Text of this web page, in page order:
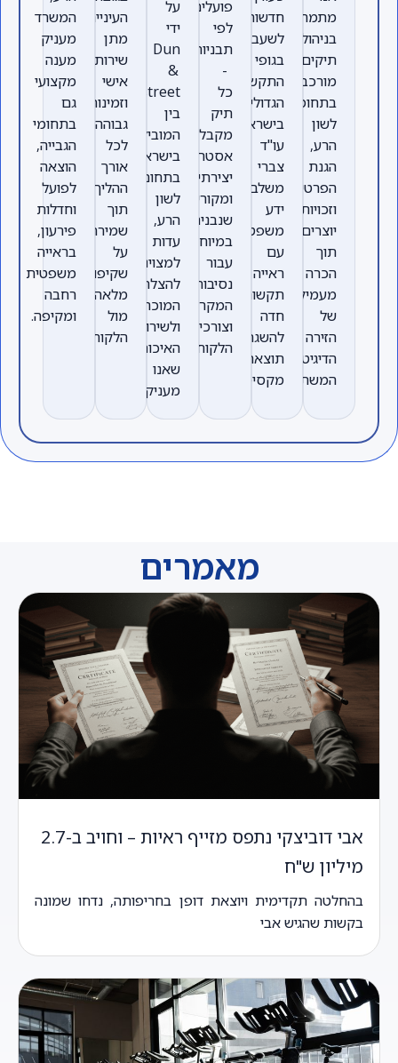
מתמחים
בניהול
תיקים
מורכבים
בתחומי
לשון
הרע,
הגנת
הפרטיות
וזכויות
יוצרים,
תוך
הכרה
מעמיקה
של
הזירה
הדיגיטלית
המשתנה.
חדשות
לשעבר
בגופי
התקשורת
הגדולים
בישראל,
עו"ד
צברי
משלב
ידע
משפטי
עם
ראייה
תקשורתית
חדה
להשגת
תוצאה
מקסימלית.
פועלים
לפי
תבניות
-
כל
תיק
מקבל
אסטרטגיה
יצירתית
ומקורית
שנבנית
במיוחד
עבור
נסיבות
המקרה
וצורכי
הלקוח.
על
ידי
Dun
&
Bradstreet
בין
המובילים
בישראל
בתחום
לשון
הרע,
עדות
למצוינות,
להצלחות
המוכחות
ולשירות
האיכותי
שאנו
מעניקים.
העיניים,
מתן
שירות
אישי
וזמינות
גבוהה
לכל
אורך
ההליך,
תוך
שמירה
על
שקיפות
מלאה
מול
הלקוח.
המשרד
מעניק
מענה
מקצועי
גם
בתחומי
הגבייה,
הוצאה
לפועל
וחדלות
פירעון,
בראייה
משפטית
רחבה
ומקיפה.
מאמרים
אבי דוביצקי נתפס מזייף ראיות – וחויב ב-2.7
מיליון ש"ח
בהחלטה תקדימית ויוצאת דופן בחריפותה, נדחו שמונה
בקשות שהגיש אבי